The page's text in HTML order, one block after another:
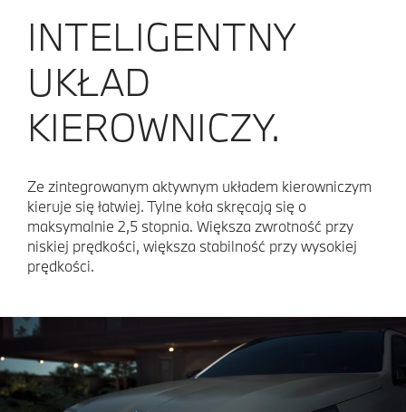
INTELIGENTNY
UKŁAD
KIEROWNICZY.
Ze zintegrowanym aktywnym układem kierowniczym
kieruje się łatwiej. Tylne koła skręcają się o
maksymalnie 2,5 stopnia. Większa zwrotność przy
niskiej prędkości, większa stabilność przy wysokiej
prędkości.